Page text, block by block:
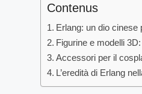
Contenus
Erlang: un dio cinese
Figurine e modelli
Accessori per il
L’eredità di Erlang